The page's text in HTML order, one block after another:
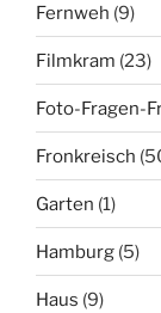
Fernweh (9)
Filmkram (23)
Foto-Fragen-
Fronkreisch
Garten (1)
Hamburg (5)
Haus (9)